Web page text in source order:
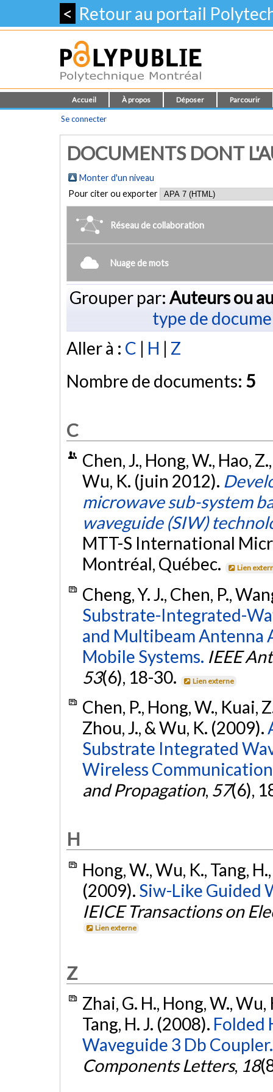
< Retour au portail
Accueil À propos Déposer Parcourir
Se connecter
DOCUMENTS DONT
Monter d'un niveau
Pour citer ou exporter
Réseau de collaboration
Nuage de mots
Grouper par: Auteurs ou
type de
Aller à : C | H | Z
Nombre de documents: 5
C
Chen, J., Hong, W., Hao,
Wu, K. (juin 2012).
microwave sub-system
waveguide (SIW)
MTT-S International
Montréal, Québec.
Lien
Cheng, Y. J., Chen, P.,
Substrate-Integrated-
and Multibeam Antenna
Mobile Systems. IEEE
53(6), 18-30. Lien externe
Chen, P., Hong, W., Kuai,
Zhou, J., & Wu, K. (2009).
Substrate Integrated
Wireless
and Propagation, 57(6),
H
Hong, W., Wu, K., Tang,
(2009). Siw-Like Guided
IEICE Transactions on
Lien externe
Z
Zhai, G. H., Hong, W., Wu,
Tang, H. J. (2008). Folded
Waveguide 3 Db Coupler.
Components Letters, 18